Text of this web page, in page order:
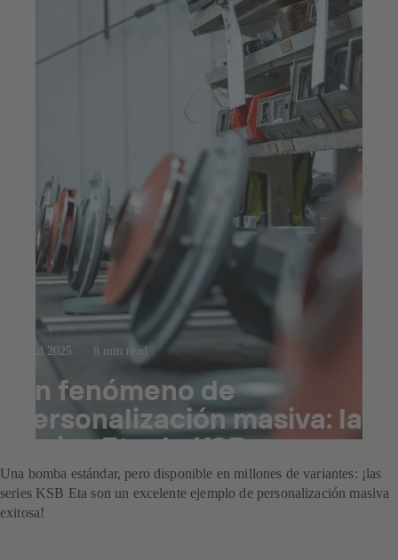
23 jul 2025 8 min read
Un fenómeno de
personalización masiva: las
series Eta de KSB
Una bomba estándar, pero disponible en millones de variantes: ¡las
series KSB Eta son un excelente ejemplo de personalización masiva
exitosa!